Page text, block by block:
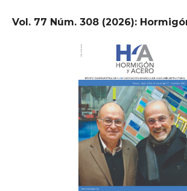
Vol. 77 Núm. 308 (2026):